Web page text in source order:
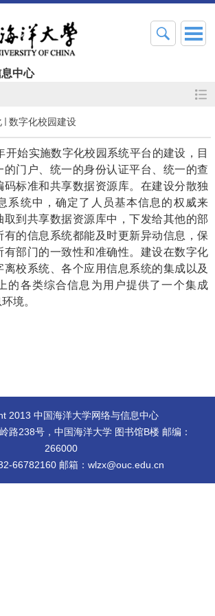
中心
数字化校园建设
开始实施数字化校园系统平台的建设，目
的门户、统一的身份认证平台、统一的查
码标准和共享数据资源库。在建设分散独
系统中，确定了人员基本信息的权威来
取到共享数据资源库中，下发给其他的部
有的信息系统都能及时更新异动信息，保
有部门的一致性和准确性。建设在数字化
离校系统、各个应用信息系统的集成以及
的各类综合信息为用户提供了一个集成
境。
2013 中国海洋大学网络与信息中心
路238号，中国海洋大学 图书馆B楼 邮编：
266000
66782160 邮箱：wlzx@ouc.edu.cn